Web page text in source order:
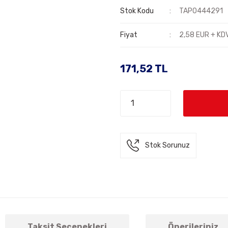
Stok Kodu TAP0444291
Fiyat 2,58 EUR +
171,52 TL
Stok Sorunuz